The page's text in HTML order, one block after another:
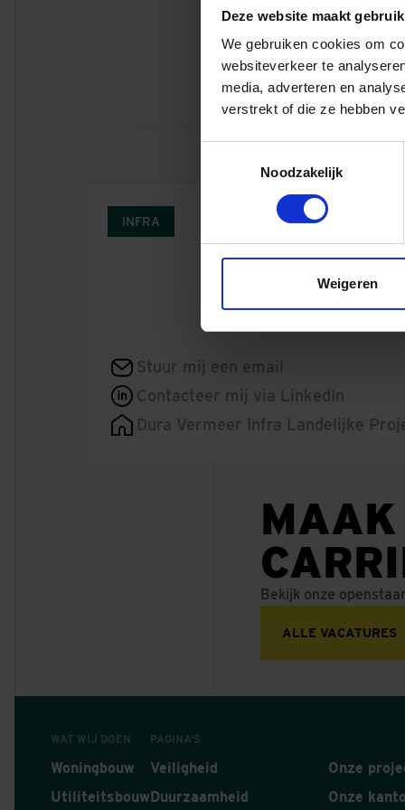
Deze website maakt
We gebruiken cookies om
websiteverkeer te
media, adverteren en
verstrekt of die ze hebben
Noodzakelijk
Weigeren
Rijkswaterstaat
Van Oord en
Aanleg A16 Rotterdam
INFRA
Hein
Projectdirecteur
Heel Nederland
Stuur mij een email
Contacteer mij via LinkedIn
Dura Vermeer Infra Landelijke
MAAK
Bekijk onze
ALLE VACATURES
WAT WIJ DOEN
Woningbouw
Utiliteitsbouw
PAGINA'S
Veiligheid
Duurzaamheid
Onze
Onze